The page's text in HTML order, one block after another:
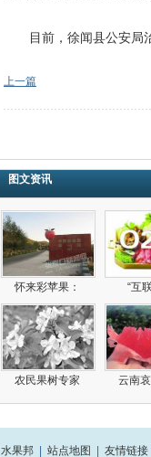
目前，徐闻县公安局治
上一篇
图文资讯
怀来彩苹果： “互
农民果树专家 云南
水果邦 站点地图 友情链接